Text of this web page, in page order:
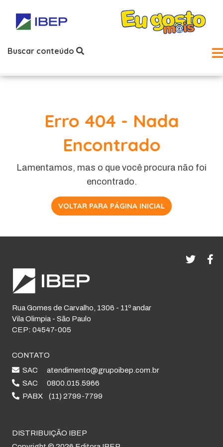
Buscar conteúdo
Erro 404 - Nada
Encontrado
Lamentamos, mas o que você procura não foi
encontrado.
VOLTAR PARA PÁGINA INICIAL
Rua Gomes de Carvalho, 1306 - 11º andar
Vila Olimpia - São Paulo
CEP: 04547-005
CONTATO
SAC atendimento@grupoibep.com.br
SAC 0800.015.5966
PABX (11) 2799-7799
DISTRIBUIÇÃO IBEP